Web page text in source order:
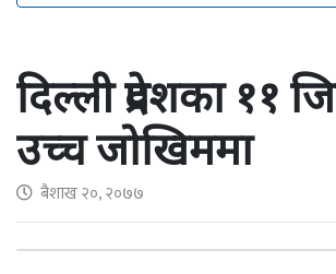
दिल्ली प्रदेशका ११
उच्च जोखिममा
बैशाख २०, २०७७